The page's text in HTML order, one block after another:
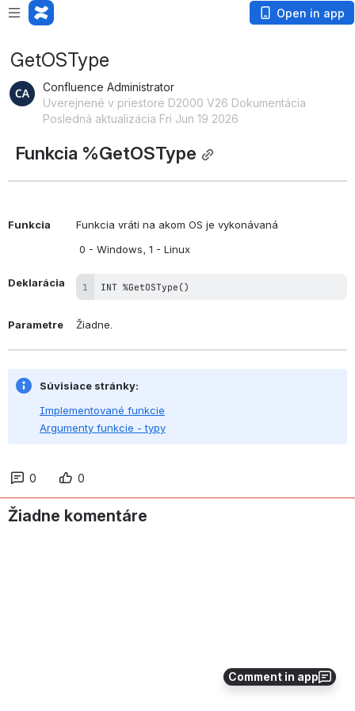
Open in app
Comment in app
GetOSType
Confluence Administrator
Uverejnené v priestore D2000 V26 Dokumentácia
Posledná aktualizácia Fri Jun 19 2026
Funkcia %GetOSType
Funkcia
Funkcia vráti na akom OS je vykonávaná
0 - Windows, 1 - Linux
Deklarácia INT %GetOSType()
Parametre Žiadne.
Súvisiace stránky:
Implementované funkcie
Argumenty funkcie - typy
0 0
Žiadne komentáre